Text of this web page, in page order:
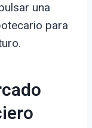
una
para